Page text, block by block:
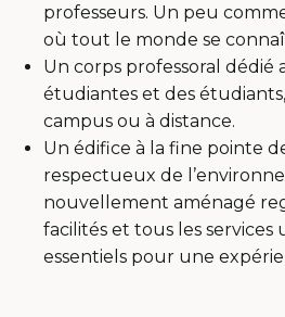
professeurs. Un peu
où tout le monde se
Un corps professoral dédié
étudiantes et des
campus ou à distance.
Un édifice à la fine pointe
respectueux de
nouvellement aménagé
facilités et tous les services
essentiels pour une